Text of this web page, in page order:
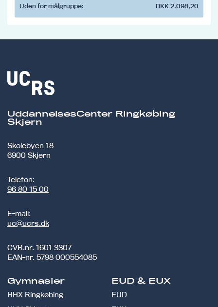
Uden for målgruppe: DKK 2.098,20
UddannelsesCenter Ringkøbing
Skjern
Skolebyen 18
6900 Skjern
Telefon:
96 80 15 00
E-mail:
uc@ucrs.dk
CVR.nr. 1601 3307
EAN-nr. 5798 000554085
Gymnasier
HHX Ringkøbing
EUD & EUX
EUD